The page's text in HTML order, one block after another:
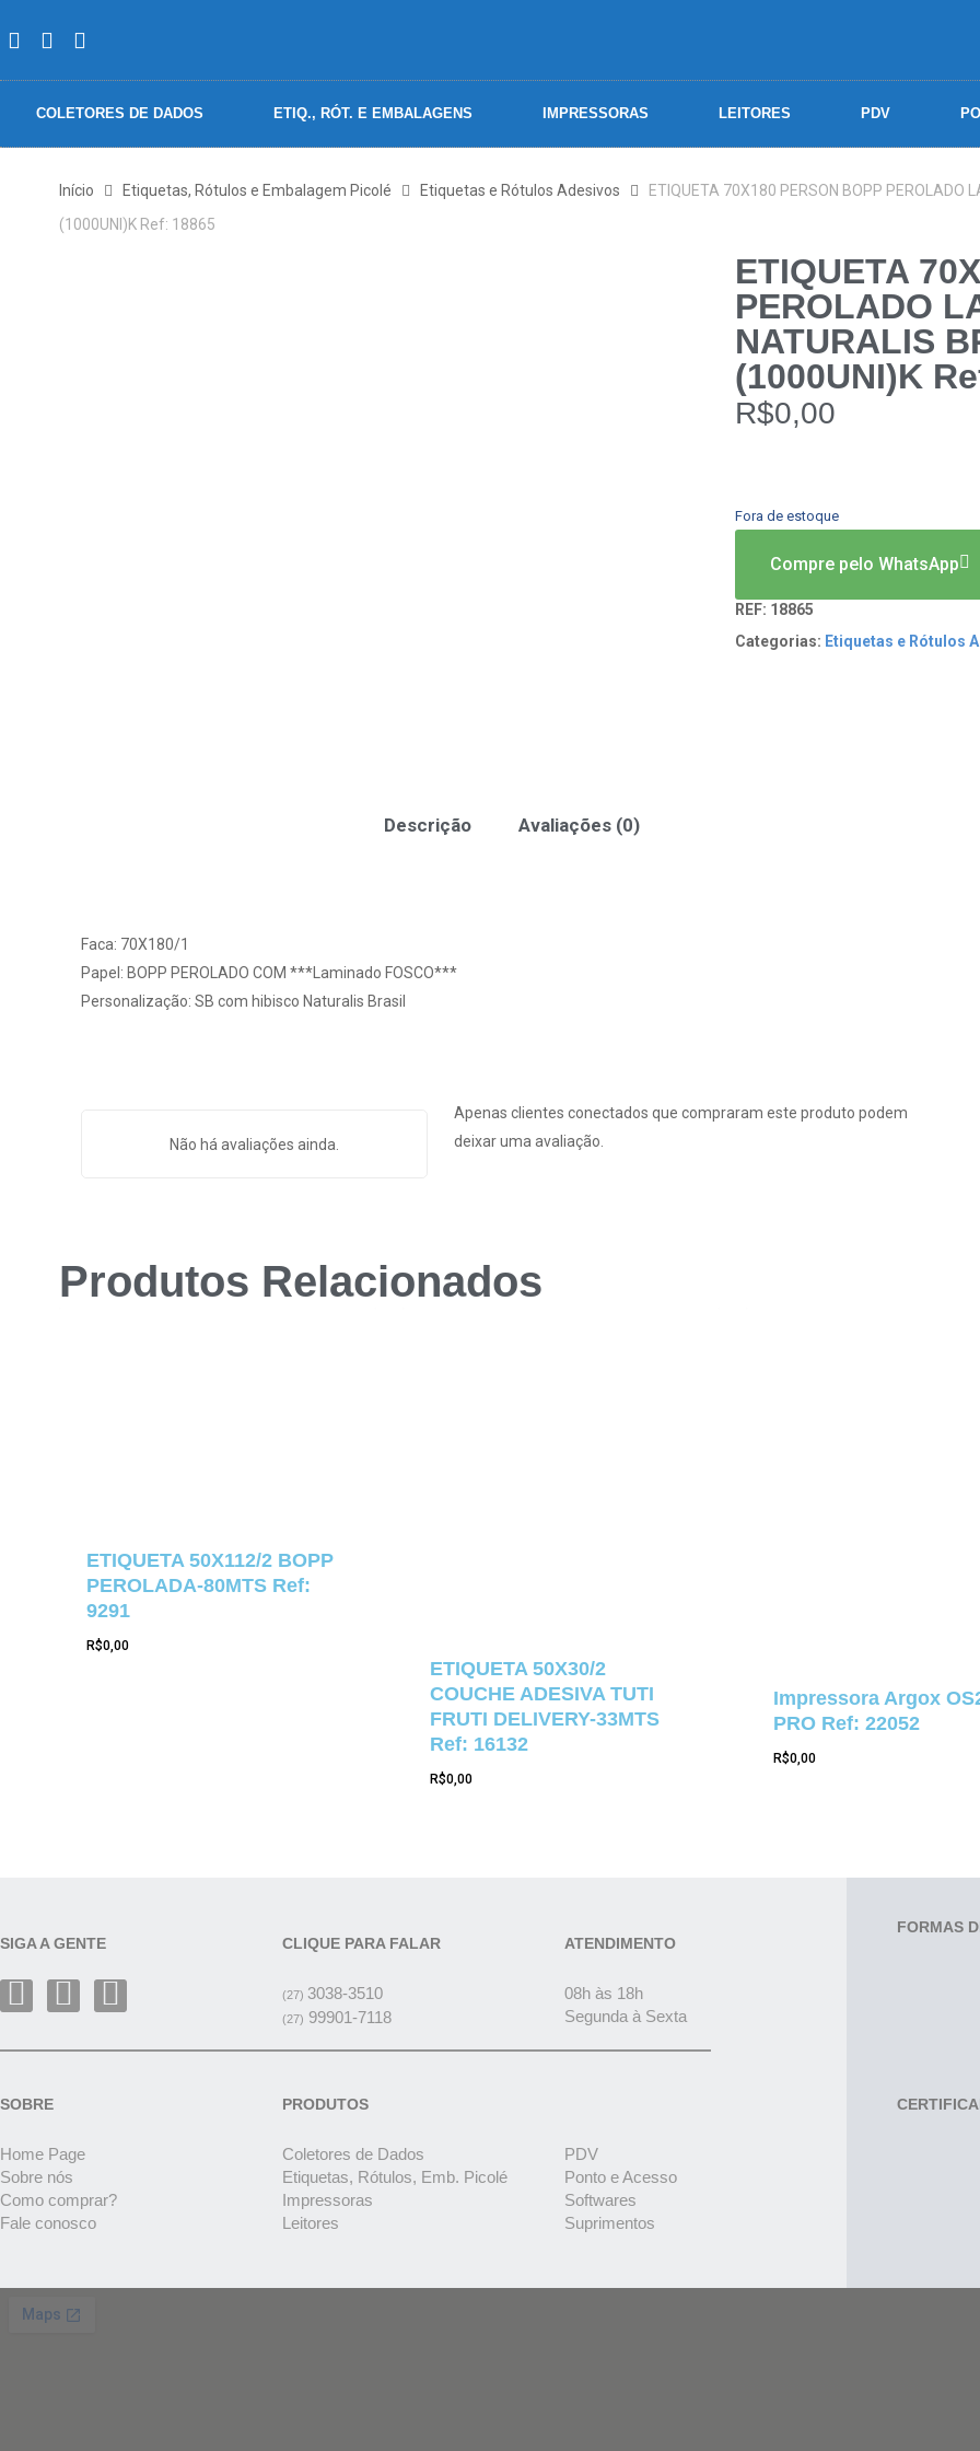
COLETORES DE DADOS ETIQ., RÓT. E EMBALAGENS IMPRESSORAS LEITORES PDV
Início Etiquetas, Rótulos e Embalagem Picolé Etiquetas e Rótulos Adesivos
ETIQUETA 70X180 PERSON BOPP PEROLADO
(1000UNI)K Ref: 18865
ETIQUETA
PEROLADO
NATURALIS
(1000UNI)K
R$0,00
Fora de estoque
Compre pelo WhatsApp
REF: 18865
Categorias: Etiquetas e Rótulos
Descrição Avaliações (0)
Faca: 70X180/1
Papel: BOPP PEROLADO COM ***Laminado FOSCO***
Personalização: SB com hibisco Naturalis Brasil
Não há avaliações ainda.
Apenas clientes conectados que compraram este produto podem
deixar uma avaliação.
Produtos Relacionados
ETIQUETA 50X112/2 BOPP
PEROLADA-80MTS Ref:
9291
R$0,00
ETIQUETA 50X30/2
COUCHE ADESIVA TUTI
FRUTI DELIVERY-33MTS
Ref: 16132
R$0,00
Impressora Argox
PRO Ref: 22052
R$0,00
SIGA A GENTE CLIQUE PARA FALAR
(27) 3038-3510
(27) 99901-7118
ATENDIMENTO
08h às 18h
Segunda à Sexta
SOBRE
Home Page
Sobre nós
Como comprar?
Fale conosco
PRODUTOS
Coletores de Dados
Etiquetas, Rótulos, Emb. Picolé
Impressoras
Leitores
PDV
Ponto e Acesso
Softwares
Suprimentos
FORMAS